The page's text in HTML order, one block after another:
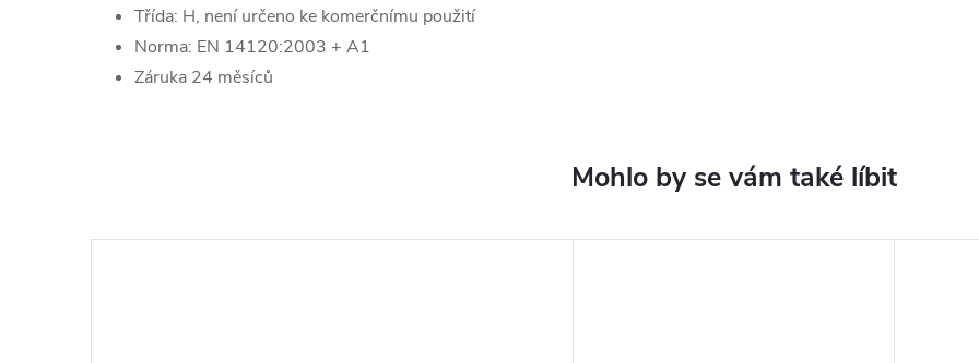
Třída: H, není určeno ke komerčnímu použití
Norma: EN 14120:2003 + A1
Záruka 24 měsíců